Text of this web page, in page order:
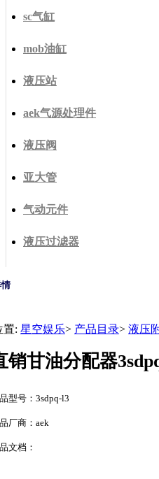
sc气缸
mob油缸
液压站
aek气源处理件
液压阀
亚大管
气动元件
液压过滤器
置: 星空娱乐> 产品目录> 液压
销甘油分配器
型号：3sdpq-l3
厂商：aek
文档：